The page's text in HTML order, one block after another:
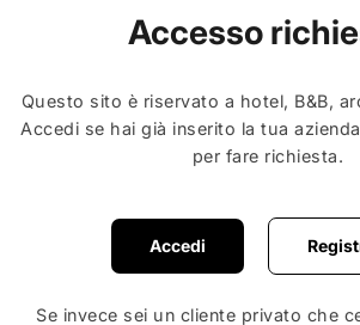
Accesso
Questo sito è riservato a hotel, B&B,
Accedi se hai già inserito la tua
per fare richiesta.
Accedi
Se invece sei un cliente privato che